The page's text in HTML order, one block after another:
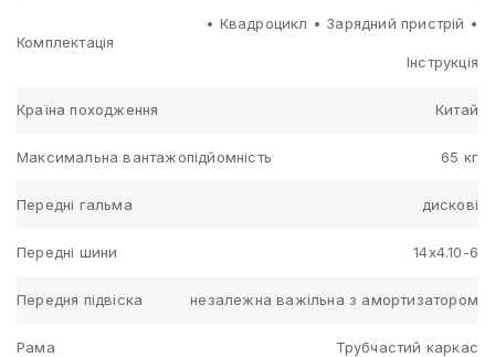
Комплектація
• Квадроцикл • Зарядний пристрій •
Інструкція
Країна походження Китай
Максимальна вантажопідйомність 65 кг
Передні гальма дискові
Передні шини 14x4.10-6
Передня підвіска незалежна важільна з амортизатором
Рама Трубчастий каркас